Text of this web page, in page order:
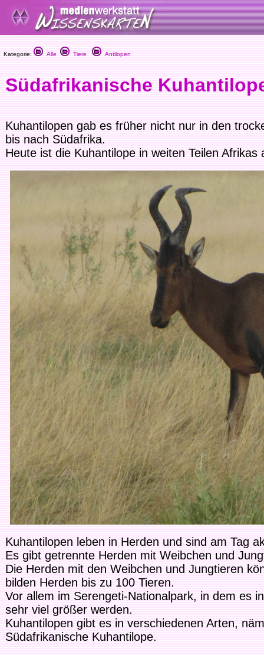
Kategorie: Alle Tiere Antilopen
Südafrikanische
Kuhantilopen gab es früher nicht nur in den
bis nach Südafrika.
Heute ist die Kuhantilope in weiten Teilen Afrikas
Kuhantilopen leben in Herden und sind am Tag
Es gibt getrennte Herden mit Weibchen und
Die Herden mit den Weibchen und Jungtieren
bilden Herden bis zu 100 Tieren.
Vor allem im Serengeti-Nationalpark, in dem es
sehr viel größer werden.
Kuhantilopen gibt es in verschiedenen Arten,
Südafrikanische Kuhantilope.